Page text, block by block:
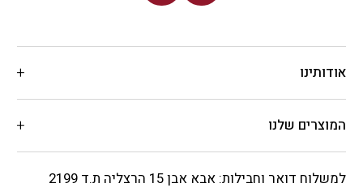
אודותינו
המוצרים שלנו
למשלוח דואר וחבילות: אבא אבן 15 הרצליה ת.ד 2199